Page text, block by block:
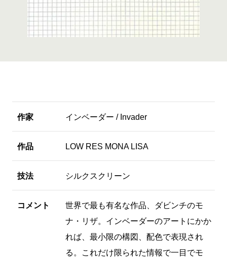
作家 インベーダー / Invader
作品 LOW RES MONA LISA
技法 シルクスクリーン
コメント
世界で最も有名な作品、ダビンチのモ
ナ・リザ。インベーダーのアートにかか
れば、最小限の構図、配色で表現され
る。これだけ限られた情報で一目でモ